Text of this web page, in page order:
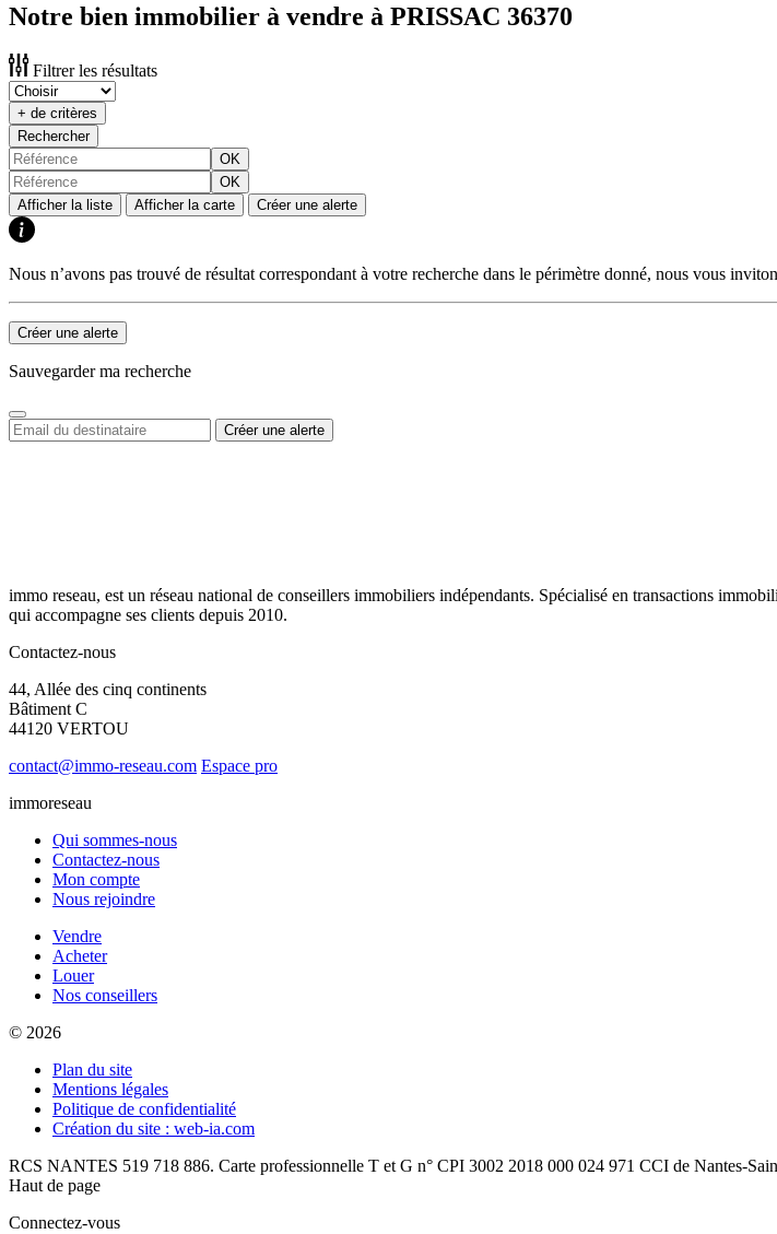
Notre bien immobilier à vendre à PRISSAC 36370
Filtrer les résultats
+ de critères
Rechercher
OK
OK
Afficher la liste
Afficher la carte Créer une alerte
Nous n’avons pas trouvé de résultat correspondant à votre recherche dans le périmètre donné, nous vous
Créer une alerte
Sauvegarder ma recherche
immo reseau, est un réseau national de conseillers immobiliers indépendants. Spécialisé en transactions
qui accompagne ses clients depuis 2010.
Contactez-nous
44, Allée des cinq continents
Bâtiment C
44120 VERTOU
contact@immo-reseau.com Espace pro
immoreseau
Qui sommes-nous
Contactez-nous
Mon compte
Nous rejoindre
Vendre
Acheter
Louer
Nos conseillers
© 2026
Plan du site
Mentions légales
Politique de confidentialité
Création du site : web-ia.com
RCS NANTES 519 718 886. Carte professionnelle T et G n° CPI 3002 2018 000 024 971 CCI de Nantes-
Haut de page
Connectez-vous